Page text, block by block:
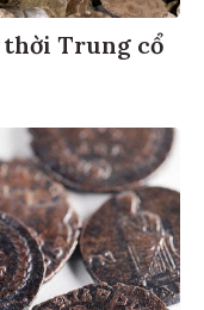
Trung cổ